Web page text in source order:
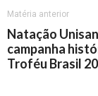
Matéria anterior
Natação
campanha
Troféu Brasil